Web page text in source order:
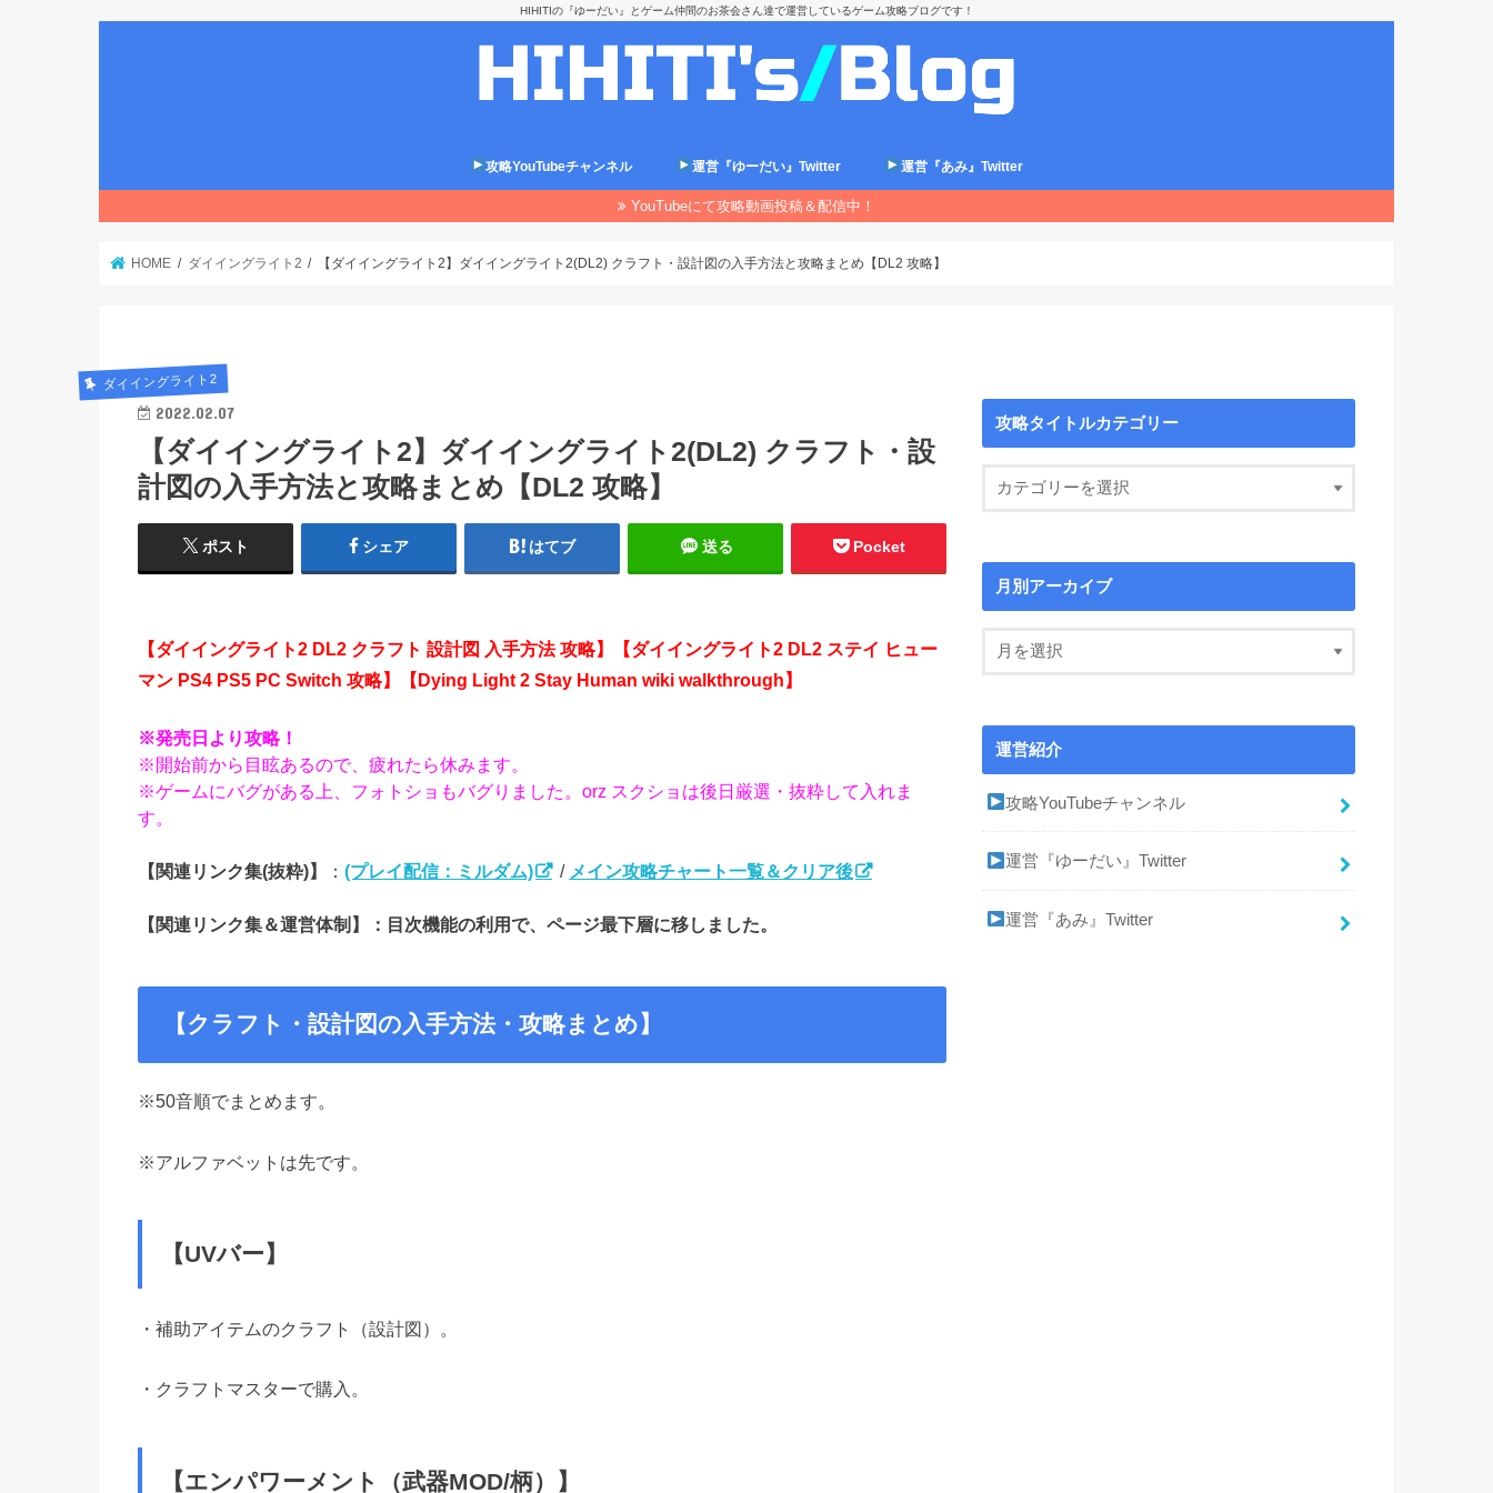
HIHITIの『ゆーだい』とゲーム仲間のお茶会さん達で運営しているゲーム攻略ブログです！
攻略YouTubeチャンネル 運営『ゆーだい』Twitter 運営『あみ』Twitter
YouTubeにて攻略動画投稿＆配信中！
HOME ダイイングライト2 【ダイイングライト2】ダイイングライト2(DL2) クラフト・設計図の入手方法と攻略まとめ【DL2 攻略】
ダイイングライト2
2022.02.07
【ダイイングライト2】ダイイングライト2(DL2) クラフト・設
計図の入手方法と攻略まとめ【DL2 攻略】
ポスト シェア はてブ 送る Pocket
【ダイイングライト2 DL2 クラフト 設計図 入手方法 攻略】【ダイイングライト2 DL2 ステイ ヒュー
マン PS4 PS5 PC Switch 攻略】【Dying Light 2 Stay Human wiki walkthrough】
※発売日より攻略！
※開始前から目眩あるので、疲れたら休みます。
※ゲームにバグがある上、フォトショもバグりました。orz スクショは後日厳選・抜粋して入れま
す。
【関連リンク集(抜粋)】 ： (プレイ配信：ミルダム) / メイン攻略チャート一覧＆クリア後
【関連リンク集＆運営体制】：目次機能の利用で、ページ最下層に移しました。
【クラフト・設計図の入手方法・攻略まとめ】
※50音順でまとめます。
※アルファベットは先です。
【UVバー】
・補助アイテムのクラフト（設計図）。
・クラフトマスターで購入。
【エンパワーメント（武器MOD/柄）】
攻略タイトルカテゴリー
月別アーカイブ
運営紹介
攻略YouTubeチャンネル
運営『ゆーだい』Twitter
運営『あみ』Twitter